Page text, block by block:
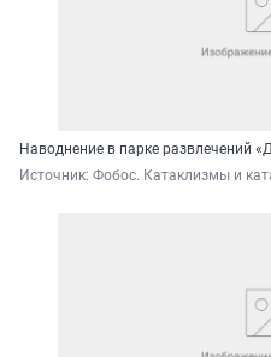
Наводнение в парке развлечений
Источник: Фобос. Катаклизмы и